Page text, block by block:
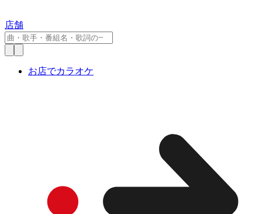
店舗
お店でカラオケ